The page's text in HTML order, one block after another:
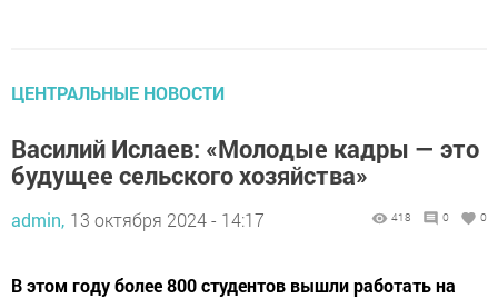
ЦЕНТРАЛЬНЫЕ НОВОСТИ
Василий Ислаев: «Молодые кадры — это
будущее сельского хозяйства»
admin, 13 октября 2024 - 14:17 418 0 0
В этом году более 800 студентов вышли работать на